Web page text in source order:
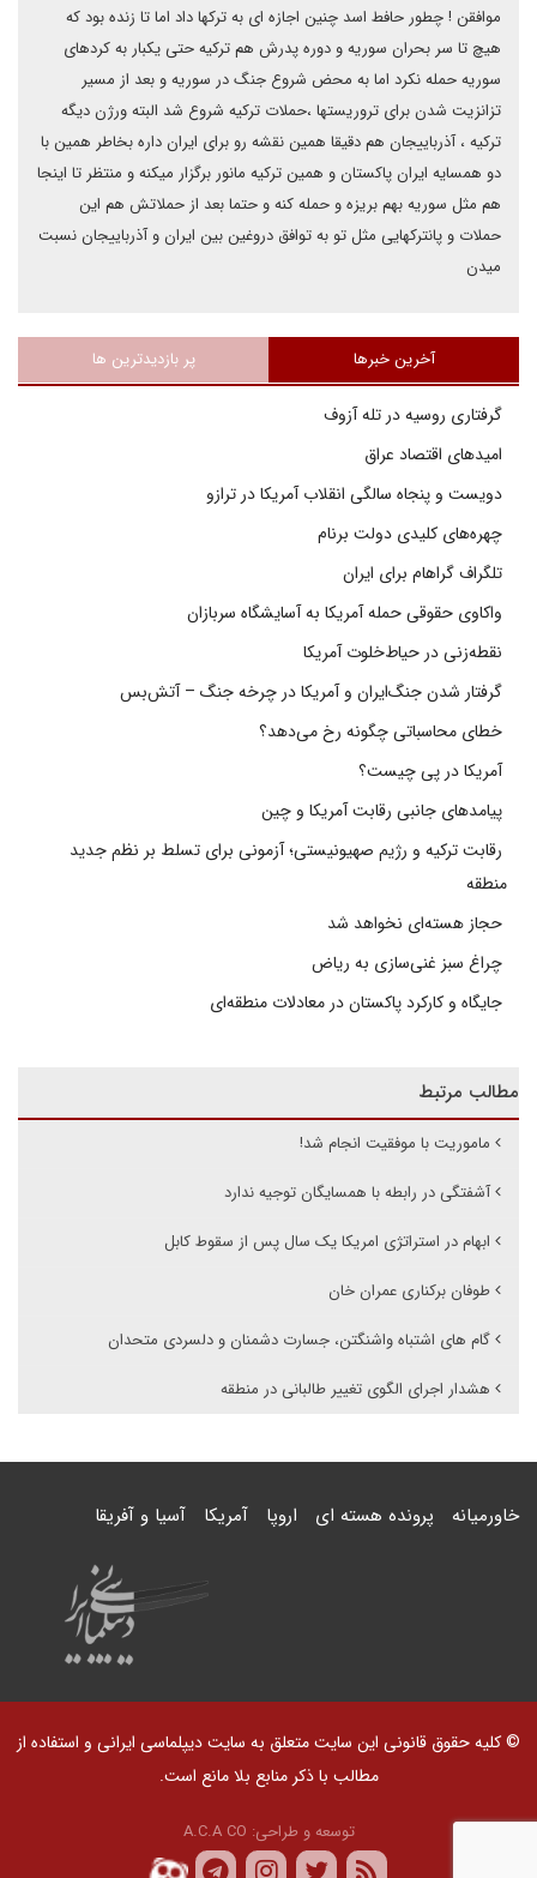
موافقن ! چطور حافط اسد چنین اجازه ای به ترکها داد اما تا زنده بود که
هیچ تا سر بحران سوریه و دوره پدرش هم ترکیه حتی یکبار به کردهای
سوریه حمله نکرد اما به محض شروع جنگ در سوریه و بعد از مسیر
تزانزیت شدن برای تروریستها ،حملات ترکیه شروع شد البته ورژن دیگه
ترکیه ، آذرباییجان هم دقیقا همین نقشه رو برای ایران داره بخاطر همین با
دو همسایه ایران پاکستان و همین ترکیه مانور برگزار میکنه و منتظر تا اینجا
هم مثل سوریه بهم بریزه و حمله کنه و حتما بعد از حملاتش هم این
حملات و پانترکهایی مثل تو به توافق دروغین بین ایران و آذرباییجان نسبت
میدن
آخرین خبرها پر بازدیدترین ها
گرفتاری روسیه در تله آزوف
امیدهای اقتصاد عراق
دویست و پنجاه سالگی انقلاب آمریکا در ترازو
چهره‌های کلیدی دولت برنام
تلگراف گراهام برای ایران
واکاوی حقوقی حمله آمریکا به آسایشگاه سربازان
نقطه‌زنی در حیاط‌خلوت آمریکا
گرفتار شدن جنگ‌ایران و آمریکا در چرخه جنگ – آتش‌بس
خطای محاسباتی چگونه رخ می‌دهد؟
آمریکا در پی چیست؟
پیامدهای جانبی رقابت آمریکا و چین
رقابت ترکیه و رژیم صهیونیستی؛ آزمونی برای تسلط بر نظم جدید
منطقه
حجاز هسته‌ای نخواهد شد
چراغ سبز غنی‌سازی به ریاض
جایگاه و کارکرد پاکستان در معادلات منطقه‌ای
مطالب مرتبط
ماموریت با موفقیت انجام شد!
آشفتگی در رابطه با همسایگان توجیه ندارد
ابهام در استراتژی امریکا یک سال پس از سقوط کابل
طوفان برکناری عمران خان
گام های اشتباه واشنگتن، جسارت دشمنان و دلسردی متحدان
هشدار اجرای الگوی تغییر طالبانی در منطقه
خاورمیانه پرونده هسته ای اروپا آمریکا آسیا و آفریقا
© کلیه حقوق قانونی این سایت متعلق به سایت دیپلماسی ایرانی و استفاده از
مطالب با ذکر منابع بلا مانع است.
توسعه و طراحی: A.C.A CO